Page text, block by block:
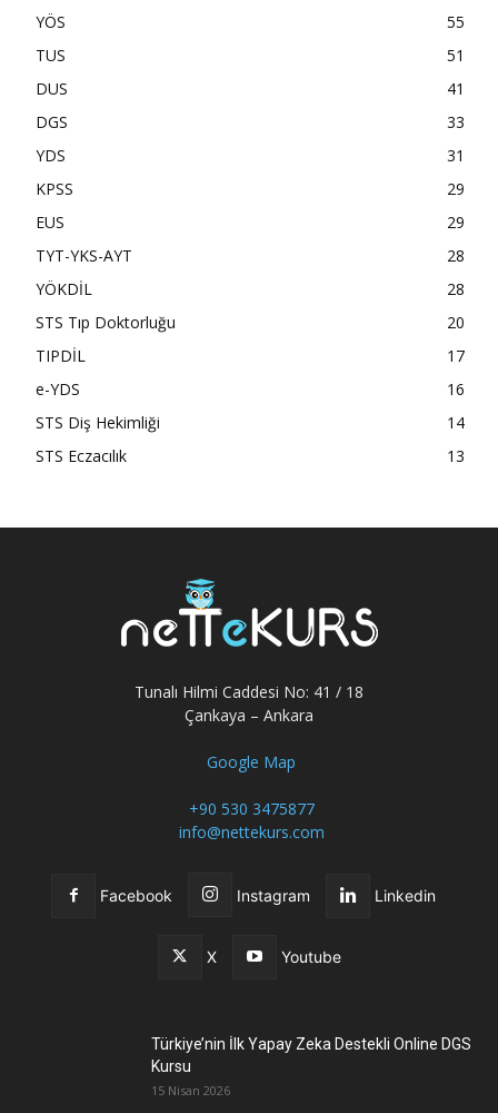
YÖS
55
TUS
51
DUS
41
DGS
33
YDS
31
KPSS
29
EUS
29
TYT-YKS-AYT
28
YÖKDİL
28
STS Tıp Doktorluğu
20
TIPDİL
17
e-YDS
16
STS Diş Hekimliği
14
STS Eczacılık
13
Tunalı Hilmi Caddesi No: 41 / 18
Çankaya – Ankara
Google Map
+90 530 3475877
info@nettekurs.com
Facebook Instagram Linkedin
X Youtube
Türkiye’nin İlk Yapay Zeka Destekli Online DGS
Kursu
15 Nisan 2026